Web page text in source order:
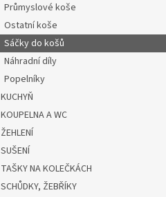
Průmyslové koše
Ostatní koše
Sáčky do košů
Náhradní díly
Popelníky
KUCHYŇ
KOUPELNA A WC
ŽEHLENÍ
SUŠENÍ
TAŠKY NA KOLEČKÁCH
SCHŮDKY, ŽEBŘÍKY